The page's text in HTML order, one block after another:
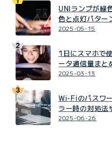
UNIランプが緑
色と点灯パター
2025-05-15
1日にスマホで
ータ通信量まと
2025-03-13
Wi-Fiのパスワ
ラー時の対処法
2025-06-26